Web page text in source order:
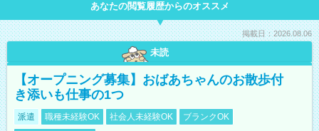
あなたの閲覧履歴からのオススメ
掲載日：2026.08.06
未読
【オープニング募集】おばあちゃんのお散歩付
き添いも仕事の1つ
派遣 職種未経験OK 社会人未経験OK
ブランクOK